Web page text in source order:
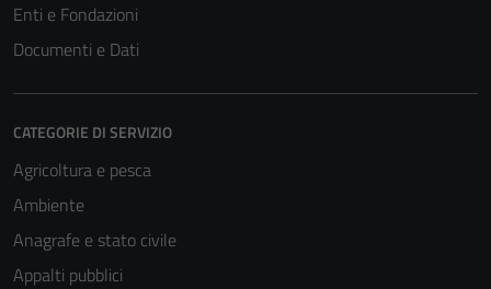
Enti e Fondazioni
Documenti e Dati
CATEGORIE DI SERVIZIO
Agricoltura e pesca
Ambiente
Anagrafe e stato civile
Appalti pubblici